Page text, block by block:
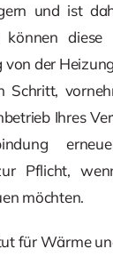
und ist
können diese
der
Schritt,
Ihres
Pflicht,
möchten.
für Wärme